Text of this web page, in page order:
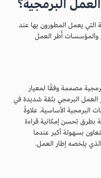
البرمجية؟
التي يعمل المطورون بها عند
والمؤسسات أُطر العمل
مصممة وفقًا لمعيار
البرمجي بثقة شديدة في
البرمجية الأساسية. علاوةً
بطرق تحسن إمكانية قراءة
بسهولة أكبر عندما
يلخصه إطار العمل.